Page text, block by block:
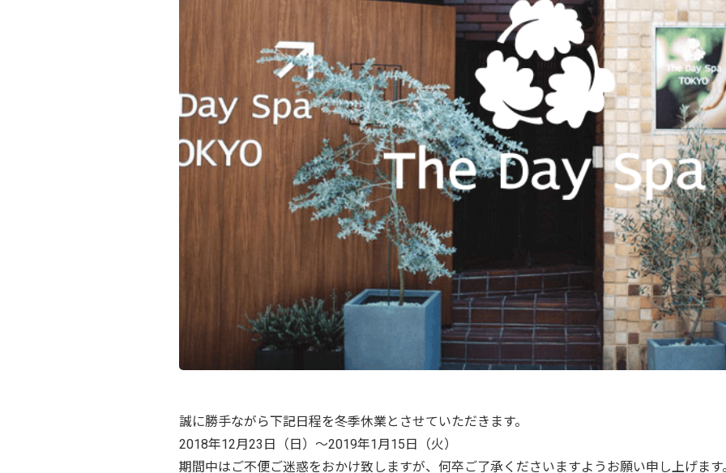
誠に勝手ながら下記日程を冬季休業とさせていただきます。
2018年12月23日（日）〜2019年1月15日（火）
期間中はご不便ご迷惑をおかけ致しますが、何卒ご了承くださいますようお願い申し上げます